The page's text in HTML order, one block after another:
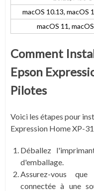
macOS 10.13, macOS
macOS 11,
Comment
Epson
Pilotes
Voici les étapes pour
Expression Home XP-
Déballez
d'emballage.
Assurez-vous
connectée à une